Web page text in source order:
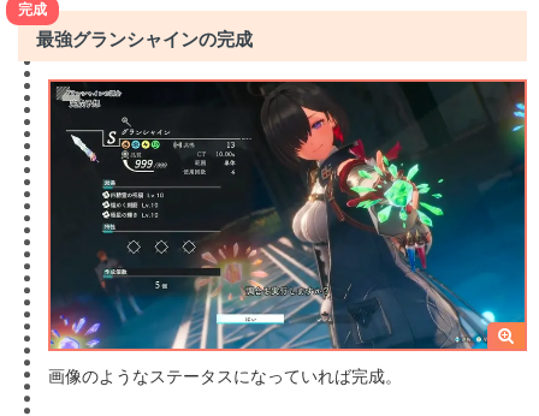
最強グランシャインの完成
完成
画像のようなステータスになっていれば完成。